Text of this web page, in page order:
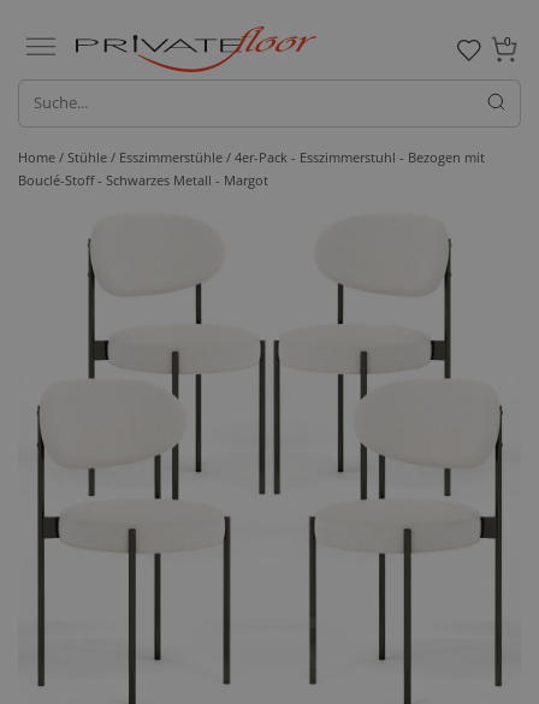
0
Home / Stühle / Esszimmerstühle / 4er-Pack - Esszimmerstuhl - Bezogen mit
Bouclé-Stoff - Schwarzes Metall - Margot